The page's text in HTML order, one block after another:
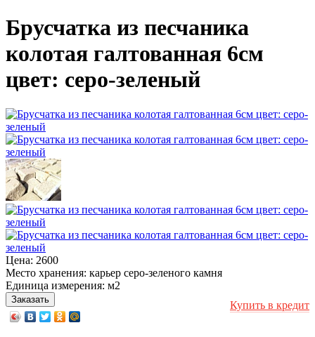
Брусчатка из песчаника
колотая галтованная 6см
цвет: серо-зеленый
Цена: 2600
Место хранения: карьер серо-зеленого камня
Единица измерения: м2
Купить в кредит